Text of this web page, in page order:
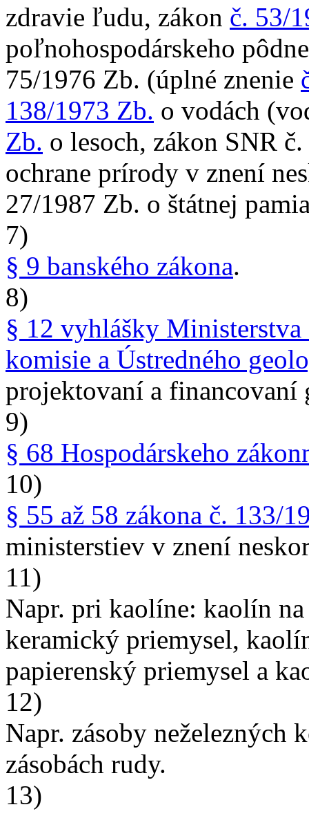
zdravie ľudu, zákon č. 53/
poľnohospodárskeho
75/1976 Zb. (úplné znenie
138/1973 Zb. o vodách
Zb. o lesoch, zákon SNR
ochrane prírody v znení
27/1987 Zb. o štátnej
7)
§ 9 banského zákona.
8)
§ 12 vyhlášky
komisie a Ústredného
projektovaní a financovaní
9)
§ 68 Hospodárskeho
10)
§ 55 až 58 zákona č. 133/
ministerstiev v znení
11)
Napr. pri kaolíne: kaolín
keramický priemysel,
papierenský priemysel a
12)
Napr. zásoby neželezných
zásobách rudy.
13)